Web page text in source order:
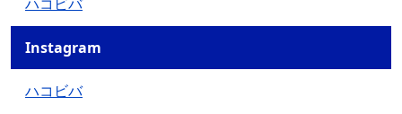
Instagram
ハコビバ